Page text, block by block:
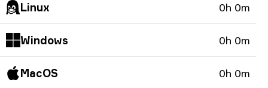
Linux 0h 0m
Windows 0h 0m
MacOS 0h 0m